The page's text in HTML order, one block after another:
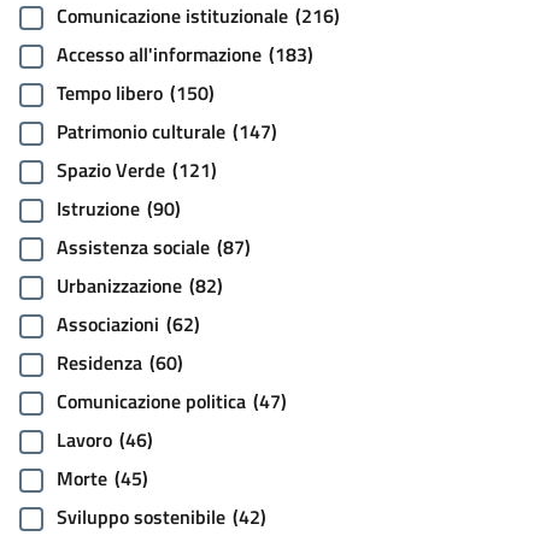
Comunicazione istituzionale (216)
Accesso all'informazione (183)
Tempo libero (150)
Patrimonio culturale (147)
Spazio Verde (121)
Istruzione (90)
Assistenza sociale (87)
Urbanizzazione (82)
Associazioni (62)
Residenza (60)
Comunicazione politica (47)
Lavoro (46)
Morte (45)
Sviluppo sostenibile (42)